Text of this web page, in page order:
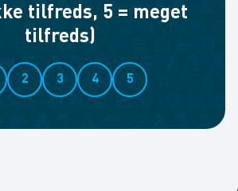
tilfreds, 5 = meget
tilfreds)
2 3 4 5